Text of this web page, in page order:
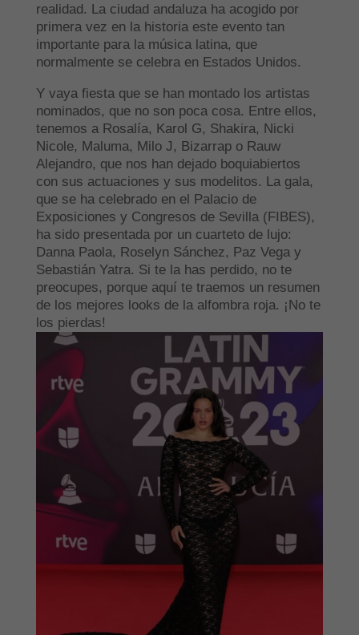
realidad. La ciudad andaluza ha acogido por
primera vez en la historia este evento tan
importante para la música latina, que
normalmente se celebra en Estados Unidos.
Y vaya fiesta que se han montado los artistas
nominados, que no son poca cosa. Entre ellos,
tenemos a Rosalía, Karol G, Shakira, Nicki
Nicole, Maluma, Milo J, Bizarrap o Rauw
Alejandro, que nos han dejado boquiabiertos
con sus actuaciones y sus modelitos. La gala,
que se ha celebrado en el Palacio de
Exposiciones y Congresos de Sevilla (FIBES),
ha sido presentada por un cuarteto de lujo:
Danna Paola, Roselyn Sánchez, Paz Vega y
Sebastián Yatra. Si te la has perdido, no te
preocupes, porque aquí te traemos un resumen
de los mejores looks de la alfombra roja. ¡No te
los pierdas!